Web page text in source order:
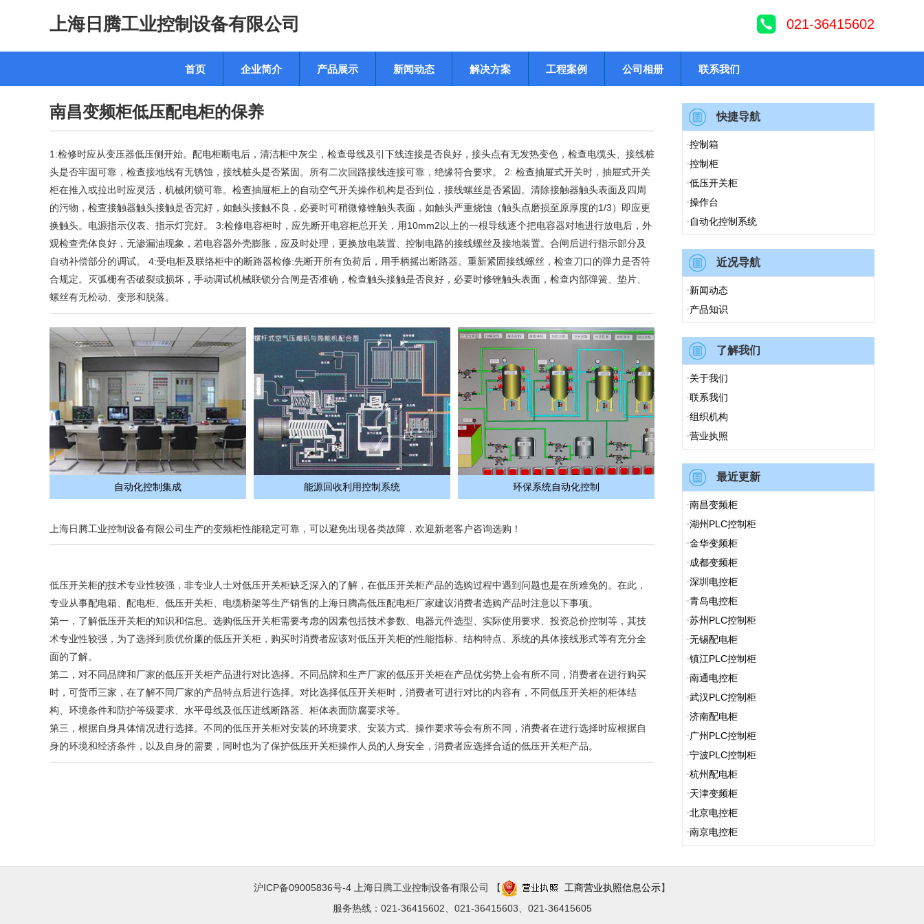
上海日腾工业控制设备有限公司 021-36415602
首页 企业简介 产品展示 新闻动态 解决方案 工程案例 公司相册 联系我们
南昌变频柜低压配电柜的保养
1:检修时应从变压器低压侧开始。配电柜断电后，清洁柜中灰尘，检查母线及引下线连接是否良好，接头点有无发热变色，检查电缆头、接线桩
头是否牢固可靠，检查接地线有无锈蚀，接线桩头是否紧固。所有二次回路接线连接可靠，绝缘符合要求。 2: 检查抽屉式开关时，抽屉式开关
柜在推入或拉出时应灵活，机械闭锁可靠。检查抽屉柜上的自动空气开关操作机构是否到位，接线螺丝是否紧固。清除接触器触头表面及四周
的污物，检查接触器触头接触是否完好，如触头接触不良，必要时可稍微修锉触头表面，如触头严重烧蚀（触头点磨损至原厚度的1/3）即应更
换触头。电源指示仪表、指示灯完好。 3:检修电容柜时，应先断开电容柜总开关，用10mm2以上的一根导线逐个把电容器对地进行放电后，外
观检查壳体良好，无渗漏油现象，若电容器外壳膨胀，应及时处理，更换放电装置、控制电路的接线螺丝及接地装置。合闸后进行指示部分及
自动补偿部分的调试。 4:受电柜及联络柜中的断路器检修:先断开所有负荷后，用手柄摇出断路器。重新紧固接线螺丝，检查刀口的弹力是否符
合规定。灭弧栅有否破裂或损坏，手动调试机械联锁分合闸是否准确，检查触头接触是否良好，必要时修锉触头表面，检查内部弹簧、垫片、
螺丝有无松动、变形和脱落。
自动化控制集成 能源回收利用控制系统 环保系统自动化控制
上海日腾工业控制设备有限公司生产的变频柜性能稳定可靠，可以避免出现各类故障，欢迎新老客户咨询选购！
低压开关柜的技术专业性较强，非专业人士对低压开关柜缺乏深入的了解，在低压开关柜产品的选购过程中遇到问题也是在所难免的。在此，
专业从事配电箱、配电柜、低压开关柜、电缆桥架等生产销售的上海日腾高低压配电柜厂家建议消费者选购产品时注意以下事项。
第一，了解低压开关柜的知识和信息。选购低压开关柜需要考虑的因素包括技术参数、电器元件选型、实际使用要求、投资总价控制等，其技
术专业性较强，为了选择到质优价廉的低压开关柜，购买时消费者应该对低压开关柜的性能指标、结构特点、系统的具体接线形式等有充分全
面的了解。
第二，对不同品牌和厂家的低压开关柜产品进行对比选择。不同品牌和生产厂家的低压开关柜在产品优劣势上会有所不同，消费者在进行购买
时，可货币三家，在了解不同厂家的产品特点后进行选择。对比选择低压开关柜时，消费者可进行对比的内容有，不同低压开关柜的柜体结
构、环境条件和防护等级要求、水平母线及低压进线断路器、柜体表面防腐要求等。
第三，根据自身具体情况进行选择。不同的低压开关柜对安装的环境要求、安装方式、操作要求等会有所不同，消费者在进行选择时应根据自
身的环境和经济条件，以及自身的需要，同时也为了保护低压开关柜操作人员的人身安全，消费者应选择合适的低压开关柜产品。
快捷导航
·控制箱
·控制柜
·低压开关柜
·操作台
·自动化控制系统
近况导航
·新闻动态
·产品知识
了解我们
·关于我们
·联系我们
·组织机构
·营业执照
最近更新
·南昌变频柜
·湖州PLC控制柜
·金华变频柜
·成都变频柜
·深圳电控柜
·青岛电控柜
·苏州PLC控制柜
·无锡配电柜
·镇江PLC控制柜
·南通电控柜
·武汉PLC控制柜
·济南配电柜
·广州PLC控制柜
·宁波PLC控制柜
·杭州配电柜
·天津变频柜
·北京电控柜
·南京电控柜
沪ICP备09005836号-4 上海日腾工业控制设备有限公司 【 工商营业执照信息公示】
服务热线：021-36415602、021-36415603、021-36415605